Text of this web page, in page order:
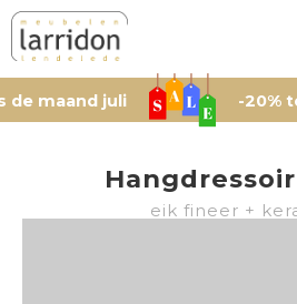
juli -20% tot -
eik fineer +